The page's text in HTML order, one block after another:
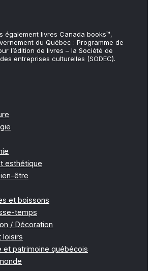
également livres Canada books™,
du Québec : Programme de
l’édition de livres – la Société de
entreprises culturelles (SODEC).
esthétique
être
et boissons
temps
/ Décoration
loisirs
et patrimoine québécois